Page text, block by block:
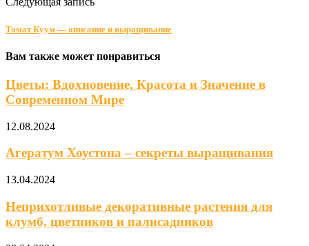
Томат Куум — описание и выращивание
Вам также может понравиться
Цветы: Вдохновение, Красота и Значение в
Современном Мире
12.08.2024
Агератум Хоустона – секреты выращивания
13.04.2024
Неприхотливые декоративные растения для
клумб, цветников и палисадников